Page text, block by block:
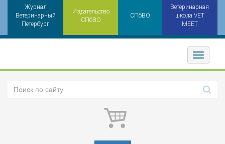
Журнал
Ветеринарный
Петербург
Издательство
СПбВО
СПбВО
Ветеринарная
школа VET
MEET
Toggler